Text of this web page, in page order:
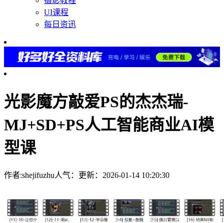
UI课程
每日资迅
光影魔方敲爱PS的杰杰瑞-
MJ+SD+PS人工智能商业AI模
型课
作者:shejifuzhu人气： 更新：2026-01-14 10:20:30